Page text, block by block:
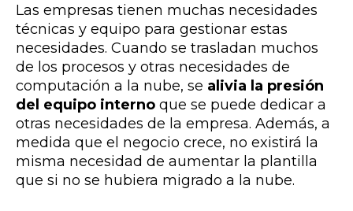
Las empresas tienen muchas necesidades
técnicas y equipo para gestionar estas
necesidades. Cuando se trasladan muchos
de los procesos y otras necesidades de
computación a la nube, se alivia la presión
del equipo interno que se puede dedicar a
otras necesidades de la empresa. Además, a
medida que el negocio crece, no existirá la
misma necesidad de aumentar la plantilla
que si no se hubiera migrado a la nube.